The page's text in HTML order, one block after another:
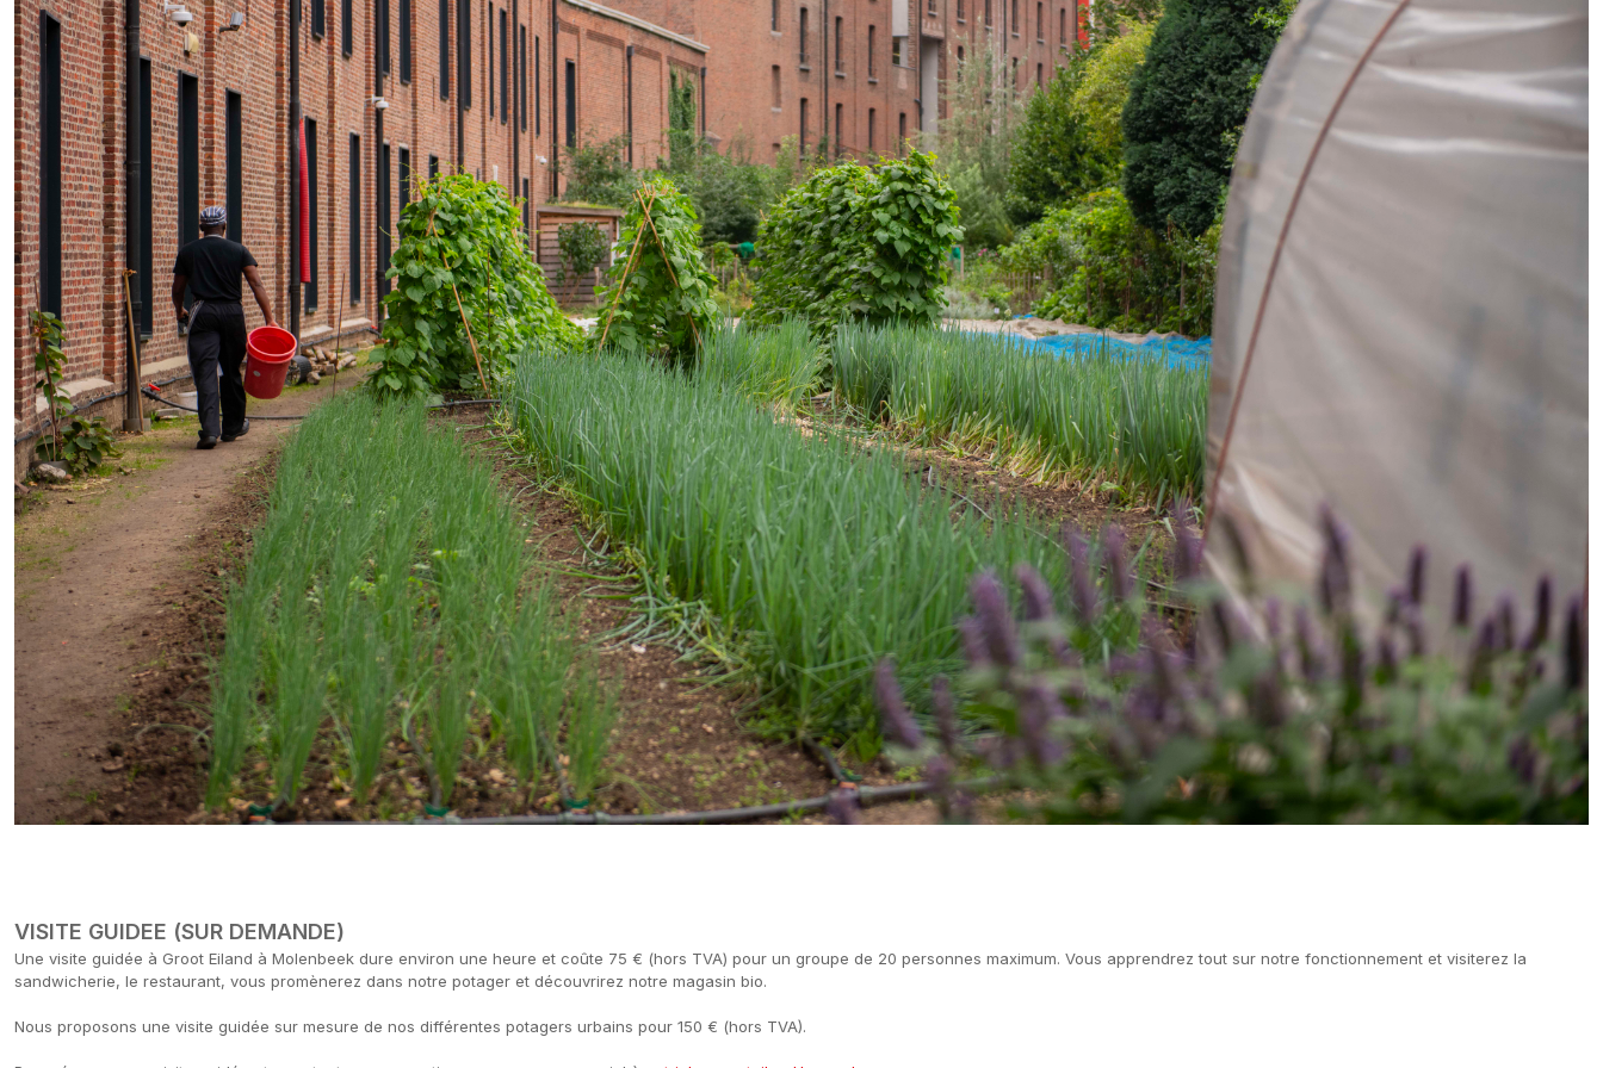
VISITE GUIDEE (SUR DEMANDE)
Une visite guidée à Groot Eiland à Molenbeek dure environ une heure et coûte 75 € (hors TVA) pour un groupe de 20 personnes maximum. Vous apprendrez tout sur notre fonctionnement et visiterez la
sandwicherie, le restaurant, vous promènerez dans notre potager et découvrirez notre magasin bio.
Nous proposons une visite guidée sur mesure de nos différentes potagers urbains pour 150 € (hors TVA).